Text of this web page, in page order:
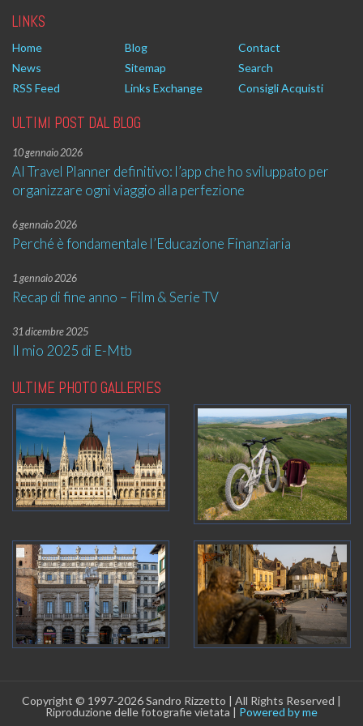
LINKS
Home Blog
Contact
News
Sitemap
Search
RSS Feed
Links Exchange Consigli Acquisti
ULTIMI POST DAL BLOG
10 gennaio 2026
AI Travel Planner definitivo: l’app che ho sviluppato per
organizzare ogni viaggio alla perfezione
6 gennaio 2026
Perché è fondamentale l’Educazione Finanziaria
1 gennaio 2026
Recap di fine anno – Film & Serie TV
31 dicembre 2025
Il mio 2025 di E-Mtb
ULTIME PHOTO GALLERIES
Copyright © 1997-2026 Sandro Rizzetto | All Rights Reserved |
Riproduzione delle fotografie vietata | Powered by me